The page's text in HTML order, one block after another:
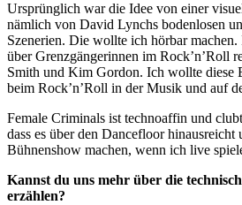
Ursprünglich war die Idee von einer
nämlich von David Lynchs bodenlosen
Szenerien. Die wollte ich hörbar
über Grenzgängerinnen im Rock’n’Roll
Smith und Kim Gordon. Ich wollte diese
beim Rock’n’Roll in der Musik und auf
Female Criminals ist technoaffin und
dass es über den Dancefloor hinausreicht
Bühnenshow machen, wenn ich live
Kannst du uns mehr über die
erzählen?